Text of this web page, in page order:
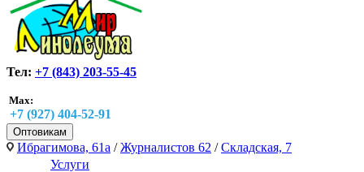
Тел: +7 (843) 203-55-45
Max:
+7 (927) 404-52-91
Оптовикам
Ибрагимова, 61а /Журналистов 62 /Складская, 7
Услуги